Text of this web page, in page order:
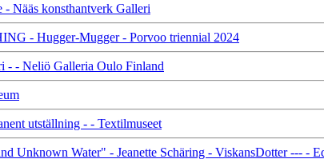
- Nääs konsthantverk Galleri
- Hugger-Mugger - Porvoo triennial 2024
- - Neliö Galleria Oulo Finland
utställning - - Textilmuseet
Unknown Water" - Jeanette Schäring - ViskansDotter --- -